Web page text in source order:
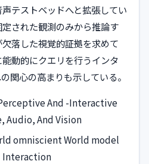
テストベッドへと拡張してい
された観測のみから推論す
落した視覚的証拠を求めて
動的にクエリを行うインタ
関心の高まりも示している。
And -Interactive
Audio, And Vision
omniscient World model
Interaction